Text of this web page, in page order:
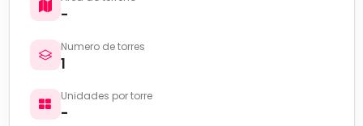
-
Numero de torres
1
Unidades por torre
-